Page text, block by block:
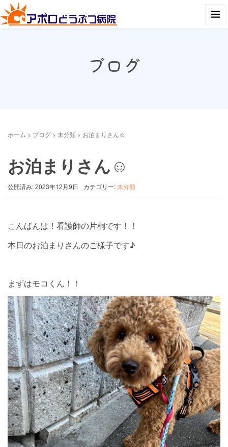
ブログ
ホーム > ブログ > 未分類 > お泊まりさん☺︎
お泊まりさん☺︎
公開済み: 2023年12月9日 カテゴリー:未分類
こんばんは！看護師の片桐です！！
本日のお泊まりさんのご様子です♪
まずはモコくん！！